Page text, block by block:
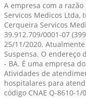
A empresa com a
Servicos Medicos Ltda,
Cerqueira Servicos
39.912.709/0001-07
25/11/2020.
Suspensa. O endereço
- BA. É uma empresa
Atividades de
hospitalares para
código CNAE Q-8610-1/